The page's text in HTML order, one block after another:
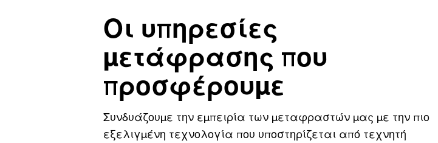
Οι υπηρεσίες
μετάφρασης που
προσφέρουμε
Συνδυάζουμε την εμπειρία των μεταφραστών μας με την πιο
εξελιγμένη τεχνολογία που υποστηρίζεται από τεχνητή